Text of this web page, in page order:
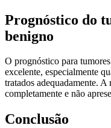
Prognóstico do
benigno
O prognóstico para
excelente, especialmente
tratados adequadamente.
completamente e não
Conclusão